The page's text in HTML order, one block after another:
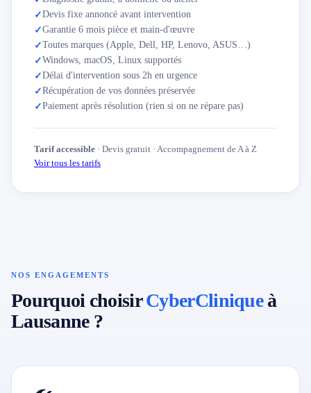
✓Devis fixe annoncé avant intervention
✓Garantie 6 mois pièce et main-d'œuvre
✓Toutes marques (Apple, Dell, HP, Lenovo, ASUS…)
✓Windows, macOS, Linux supportés
✓Délai d'intervention sous 2h en urgence
✓Récupération de vos données préservée
✓Paiement après résolution (rien si on ne répare pas)
Tarif accessible · Devis gratuit · Accompagnement de A à Z
Voir tous les tarifs
NOS ENGAGEMENTS
Pourquoi choisirCyberCliniqueà
Lausanne ?